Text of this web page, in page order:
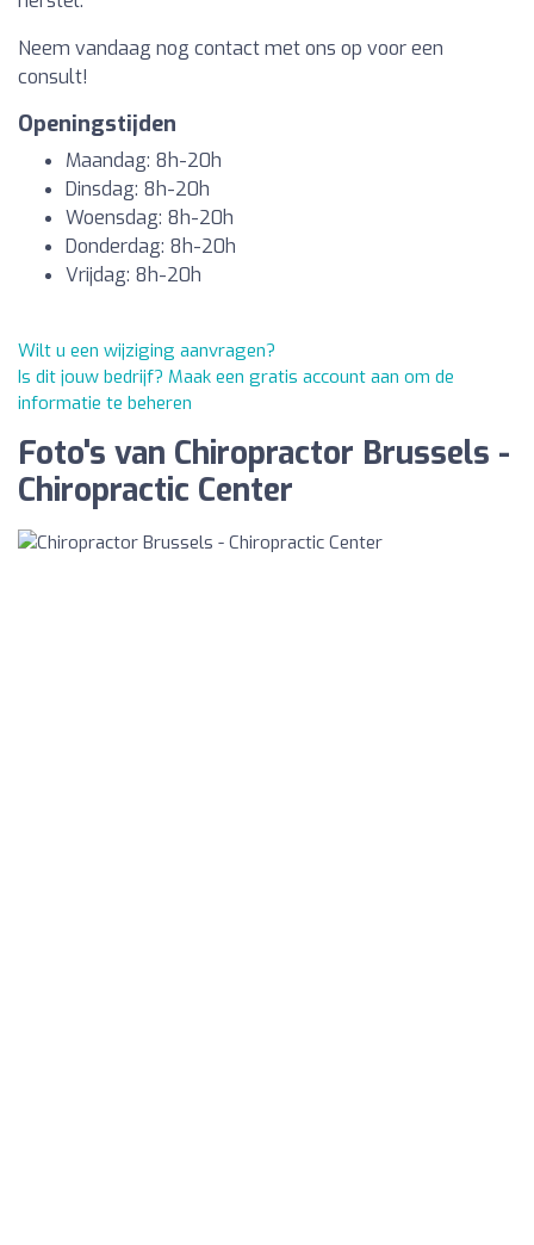
Neem vandaag nog contact met ons op voor een
consult!
Openingstijden
Maandag: 8h-20h
Dinsdag: 8h-20h
Woensdag: 8h-20h
Donderdag: 8h-20h
Vrijdag: 8h-20h
Wilt u een wijziging aanvragen?
Is dit jouw bedrijf? Maak een gratis account aan om de
informatie te beheren
Foto's van Chiropractor Brussels -
Chiropractic Center